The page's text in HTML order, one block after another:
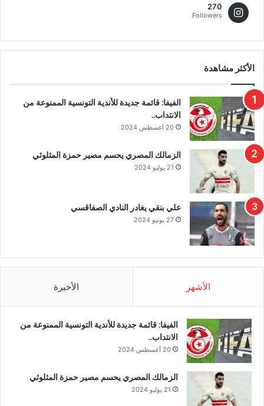
270
Followers
الأكثر مشاهدة
الفيفا: قائمة جديدة للأندية التونسية الممنوعة من
الانتداب..
20 أغسطس 2024
الزمالك المصري يحسم مصير حمزة المثلوثي
21 يوليو 2024
علي بنقي يغادر النادي الصفاقسي
27 يونيو 2024
الأشهر الأخيرة
الفيفا: قائمة جديدة للأندية التونسية الممنوعة من
الانتداب..
20 أغسطس 2024
الزمالك المصري يحسم مصير حمزة المثلوثي
21 يوليو 2024